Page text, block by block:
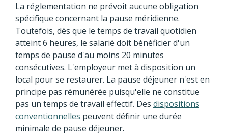
La réglementation ne prévoit aucune obligation
spécifique concernant la pause méridienne.
Toutefois, dès que le temps de travail quotidien
atteint 6 heures, le salarié doit bénéficier d'un
temps de pause d'au moins 20 minutes
consécutives. L'employeur met à disposition un
local pour se restaurer. La pause déjeuner n'est en
principe pas rémunérée puisqu'elle ne constitue
pas un temps de travail effectif. Des dispositions
conventionnelles peuvent définir une durée
minimale de pause déjeuner.